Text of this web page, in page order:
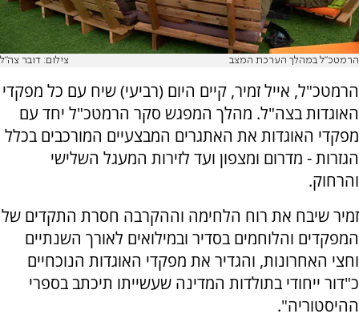
הרמטכ"ל במהלך הערכת המצב צילום: דובר צה"ל
הרמטכ"ל, אייל זמיר, קיים היום (רביעי) שיח עם כל מפקדי
האוגדות בצה"ל. מהלך המפגש סקר הרמטכ"ל יחד עם
מפקדי האוגדות את האתגרים המבצעיים המורכבים בכלל
הגזרות - מדרום ומצפון ועד לזירות המעגל השלישי
והרחוק.
זמיר שיבח את רוח הלחימה וההקרבה חסרת התקדים של
המפקדים והלוחמים בסדיר ובמילואים לאורך השנתיים
וחצי האחרונות, והגדיר את מפקדי האוגדות הנוכחיים
כ"דור ייחודי בתולדות המדינה שעשייתו תיכתב בספרי
ההיסטוריה".